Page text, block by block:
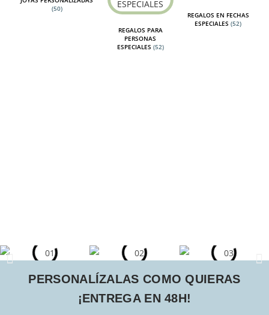
(50)
REGALOS PARA
PERSONAS
ESPECIALES (52)
REGALOS EN FECHAS
ESPECIALES(52)
PERSONALÍZALAS COMO QUIERAS
¡ENTREGA EN 48H!